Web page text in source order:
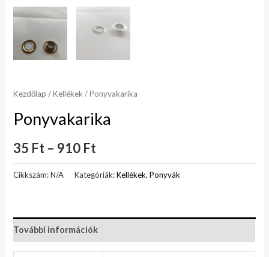
Kezdőlap /Kellékek / Ponyvakarika
Ponyvakarika
35 Ft – 910 Ft
Cikkszám:N/A Kategóriák:Kellékek,Ponyvák
További információk